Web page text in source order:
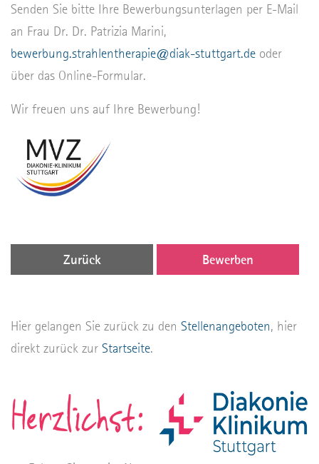
Senden Sie bitte Ihre Bewerbungsunterlagen per E-Mail
an Frau Dr. Dr. Patrizia Marini,
bewerbung.strahlentherapie@diak-stuttgart.de oder
über das Online-Formular.
Wir freuen uns auf Ihre Bewerbung!
Zurück Bewerben
Hier gelangen Sie zurück zu den Stellenangeboten , hier
direkt zurück zur Startseite